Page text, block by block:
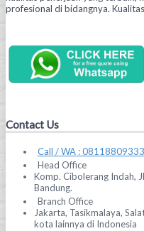
profesional di bidangnya.
Contact Us
Call / WA : 08118809333
Head Office
Komp. Cibolerang Indah,
Bandung.
Branch Office
Jakarta, Tasikmalaya,
kota lainnya di Indonesia